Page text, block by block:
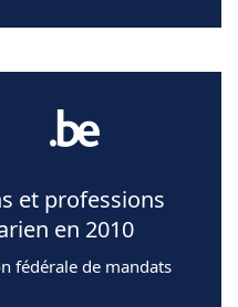
et professions
en 2010
fédérale de mandats